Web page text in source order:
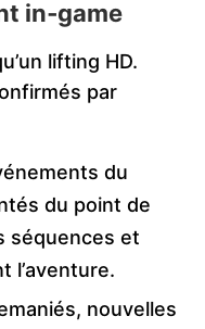
in‑game
lifting HD.
par
du
du point de
séquences et
l’aventure.
nouvelles